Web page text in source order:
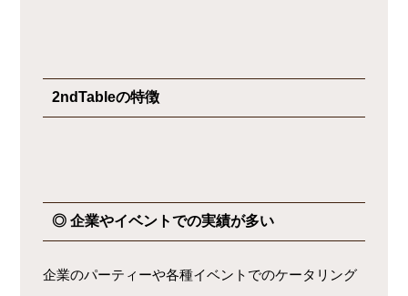
2ndTableの特徴
◎ 企業やイベントでの実績が多い
企業のパーティーや各種イベントでのケータリング